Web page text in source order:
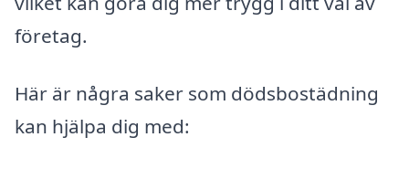
företag.
Här är några saker som dödsbostädning
kan hjälpa dig med: